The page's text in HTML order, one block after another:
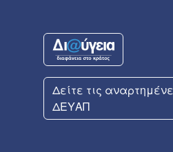
Δείτε τις
ΔΕΥΑΠ